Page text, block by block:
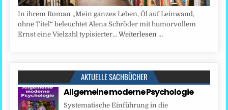
In ihrem Roman „Mein ganzes Leben, Öl auf Leinwand,
ohne Titel“ beleuchtet Alena Schröder mit humorvollem
Ernst eine Vielzahl typisierter…Weiterlesen …
AKTUELLE SACHBÜCHER
Allgemeine moderne Psychologie
Systematische Einführung in die